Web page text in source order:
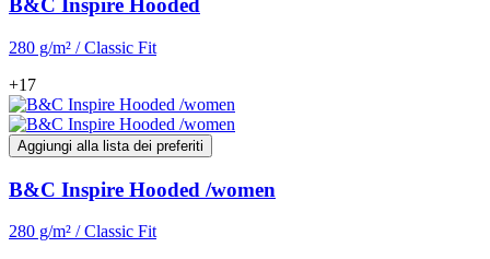
B&C Inspire Hooded
280 g/m² / Classic Fit
+17
Aggiungi alla lista dei preferiti
B&C Inspire Hooded /women
280 g/m² / Classic Fit